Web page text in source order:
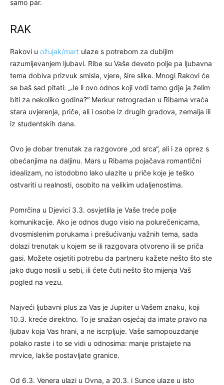
samo par.
RAK
Rakovi u ožujak/mart ulaze s potrebom za dubljim
razumijevanjem ljubavi. Ribe su Vaše deveto polje pa ljubavna
tema dobiva prizvuk smisla, vjere, šire slike. Mnogi Rakovi će
se baš sad pitati: „Je li ovo odnos koji vodi tamo gdje ja želim
biti za nekoliko godina?“ Merkur retrogradan u Ribama vraća
stara uvjerenja, priče, ali i osobe iz drugih gradova, zemalja ili
iz studentskih dana.
Ovo je dobar trenutak za razgovore „od srca“, ali i za oprez s
obećanjima na daljinu. Mars u Ribama pojačava romantični
idealizam, no istodobno lako ulazite u priče koje je teško
ostvariti u realnosti, osobito na velikim udaljenostima.
Pomrčina u Djevici 3.3. osvjetlila je Vaše treće polje
komunikacije. Ako je odnos dugo visio na polurečenicama,
dvosmislenim porukama i prešućivanju važnih tema, sada
dolazi trenutak u kojem se ili razgovara otvoreno ili se priča
gasi. Možete osjetiti potrebu da partneru kažete nešto što ste
jako dugo nosili u sebi, ili ćete čuti nešto što mijenja Vaš
pogled na vezu.
Najveći ljubavni plus za Vas je Jupiter u Vašem znaku, koji
10.3. kreće direktno. To je snažan osjećaj da imate pravo na
ljubav koja Vas hrani, a ne iscrpljuje. Vaše samopouzdanje
polako raste i to se vidi u odnosima: manje pristajete na
mrvice, lakše postavljate granice.
Od 6.3. Venera ulazi u Ovna, a 20.3. i Sunce ulaze u isto